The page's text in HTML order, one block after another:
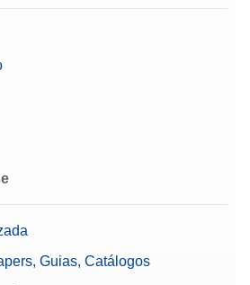
Guias, Catálogos